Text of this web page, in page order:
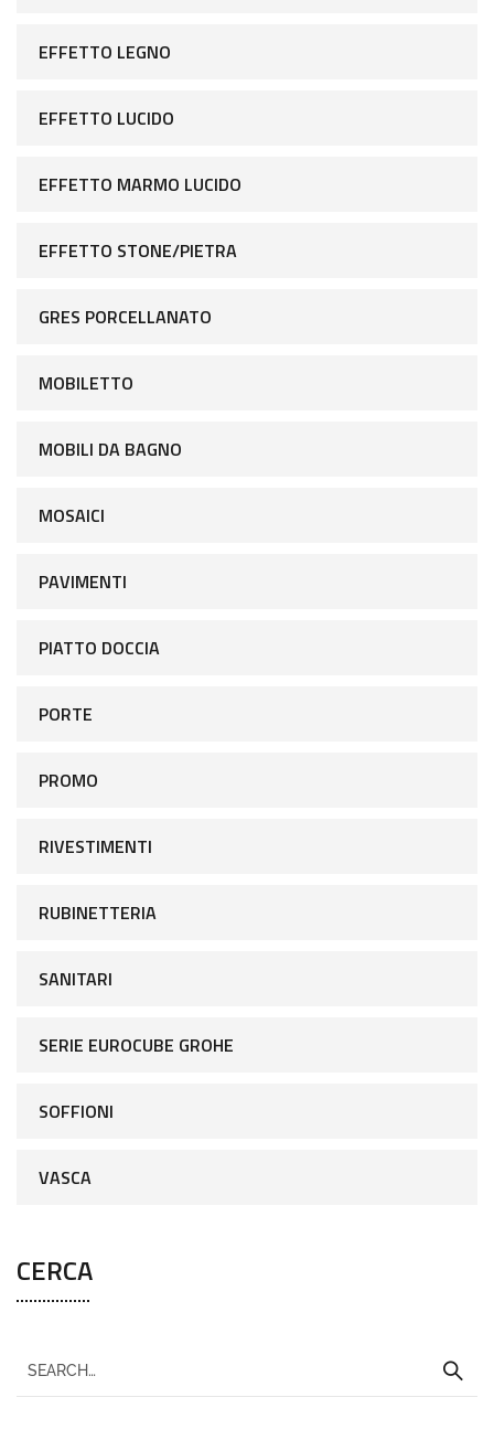
EFFETTO LEGNO
EFFETTO LUCIDO
EFFETTO MARMO LUCIDO
EFFETTO STONE/PIETRA
GRES PORCELLANATO
MOBILETTO
MOBILI DA BAGNO
MOSAICI
PAVIMENTI
PIATTO DOCCIA
PORTE
PROMO
RIVESTIMENTI
RUBINETTERIA
SANITARI
SERIE EUROCUBE GROHE
SOFFIONI
VASCA
CERCA